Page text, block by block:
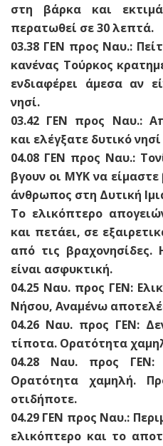
στη βάρκα και
περατωθεί σε 30 λεπτά.
03.38 ΓΕΝ προς Ναυ.:
κανένας Τούρκος
ενδιαφέρει άμεσα αν
νησί.
03.42 ΓΕΝ προς Ναυ.:
και ελέγξατε δυτικό
04.08 ΓΕΝ προς Ναυ.:
βγουν οι MYK να
άνθρωπος στη Δυτική
Το ελικόπτερο
και πετάει, σε
από τις
είναι ασφυκτική.
04.25 Ναυ. προς ΓΕΝ:
Νήσου, Αναμένω
04.26 Ναυ. προς ΓΕΝ:
τίποτα. Ορατότητα
04.28 Ναυ. προς ΓΕΝ:
Ορατότητα χαμηλή.
οτιδήποτε.
04.29 ΓΕΝ προς Ναυ.:
ελικόπτερο και το